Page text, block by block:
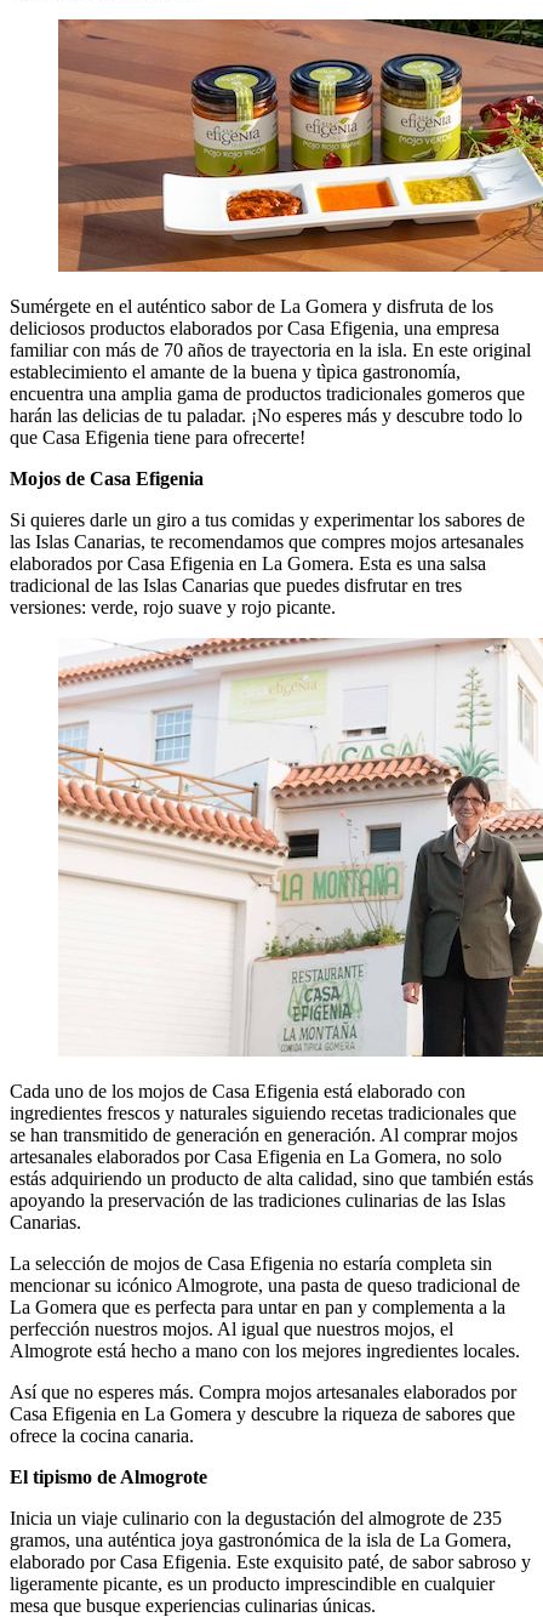
Sumérgete en el auténtico sabor de La Gomera y disfruta de los
deliciosos productos elaborados por Casa Efigenia, una empresa
familiar con más de 70 años de trayectoria en la isla. En este original
establecimiento el amante de la buena y tìpica gastronomía,
encuentra una amplia gama de productos tradicionales gomeros que
harán las delicias de tu paladar. ¡No esperes más y descubre todo lo
que Casa Efigenia tiene para ofrecerte!
Mojos de Casa Efigenia
Si quieres darle un giro a tus comidas y experimentar los sabores de
las Islas Canarias, te recomendamos que compres mojos artesanales
elaborados por Casa Efigenia en La Gomera. Esta es una salsa
tradicional de las Islas Canarias que puedes disfrutar en tres
versiones: verde, rojo suave y rojo picante.
Cada uno de los mojos de Casa Efigenia está elaborado con
ingredientes frescos y naturales siguiendo recetas tradicionales que
se han transmitido de generación en generación. Al comprar mojos
artesanales elaborados por Casa Efigenia en La Gomera, no solo
estás adquiriendo un producto de alta calidad, sino que también estás
apoyando la preservación de las tradiciones culinarias de las Islas
Canarias.
La selección de mojos de Casa Efigenia no estaría completa sin
mencionar su icónico Almogrote, una pasta de queso tradicional de
La Gomera que es perfecta para untar en pan y complementa a la
perfección nuestros mojos. Al igual que nuestros mojos, el
Almogrote está hecho a mano con los mejores ingredientes locales.
Así que no esperes más. Compra mojos artesanales elaborados por
Casa Efigenia en La Gomera y descubre la riqueza de sabores que
ofrece la cocina canaria.
El tipismo de Almogrote
Inicia un viaje culinario con la degustación del almogrote de 235
gramos, una auténtica joya gastronómica de la isla de La Gomera,
elaborado por Casa Efigenia. Este exquisito paté, de sabor sabroso y
ligeramente picante, es un producto imprescindible en cualquier
mesa que busque experiencias culinarias únicas.